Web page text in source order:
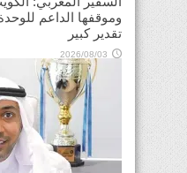
وموقفها الداعم
تقدير كبير
2026/08/03